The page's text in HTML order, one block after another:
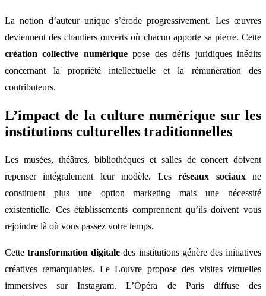
La notion d’auteur unique s’érode progressivement. Les œuvres
deviennent des chantiers ouverts où chacun apporte sa pierre. Cette
création collective numériquepose des défis juridiques inédits
concernant la propriété intellectuelle et la rémunération des
contributeurs.
L’impact de la culture numérique sur les
institutions culturelles traditionnelles
Les musées, théâtres, bibliothèques et salles de concert doivent
repenser intégralement leur modèle. Lesréseaux sociauxne
constituent plus une option marketing mais une nécessité
existentielle. Ces établissements comprennent qu’ils doivent vous
rejoindre là où vous passez votre temps.
Cettetransformation digitale des institutions génère des initiatives
créatives remarquables. Le Louvre propose des visites virtuelles
immersives sur Instagram. L’Opéra de Paris diffuse des